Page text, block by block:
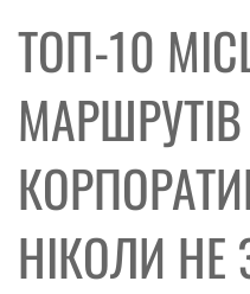
ТОП-10
НІКОЛИ НЕ